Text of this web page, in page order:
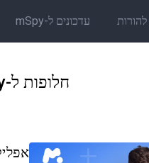
עדכונים ל-mSpy
חלופות ל-mSpy